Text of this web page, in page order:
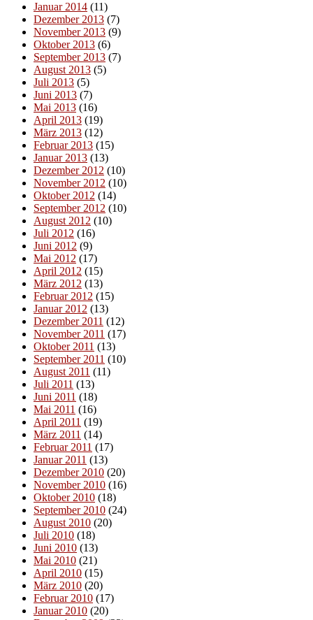
Januar 2014 (11)
Dezember 2013 (7)
November 2013 (9)
Oktober 2013 (6)
September 2013 (7)
August 2013 (5)
Juli 2013 (5)
Juni 2013 (7)
Mai 2013 (16)
April 2013 (19)
März 2013 (12)
Februar 2013 (15)
Januar 2013 (13)
Dezember 2012 (10)
November 2012 (10)
Oktober 2012 (14)
September 2012 (10)
August 2012 (10)
Juli 2012 (16)
Juni 2012 (9)
Mai 2012 (17)
April 2012 (15)
März 2012 (13)
Februar 2012 (15)
Januar 2012 (13)
Dezember 2011 (12)
November 2011 (17)
Oktober 2011 (13)
September 2011 (10)
August 2011 (11)
Juli 2011 (13)
Juni 2011 (18)
Mai 2011 (16)
April 2011 (19)
März 2011 (14)
Februar 2011 (17)
Januar 2011 (13)
Dezember 2010 (20)
November 2010 (16)
Oktober 2010 (18)
September 2010 (24)
August 2010 (20)
Juli 2010 (18)
Juni 2010 (13)
Mai 2010 (21)
April 2010 (15)
März 2010 (20)
Februar 2010 (17)
Januar 2010 (20)